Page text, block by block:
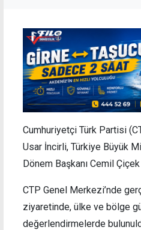
Cumhuriyetçi Türk Partisi
Usar İncirli, Türkiye Büyük
Dönem Başkanı Cemil
CTP Genel Merkezi’nde
ziyaretinde, ülke ve bölge
değerlendirmelerde